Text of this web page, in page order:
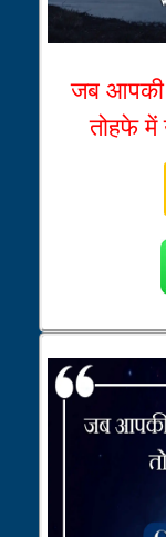
जब आपकी
तोहफे में